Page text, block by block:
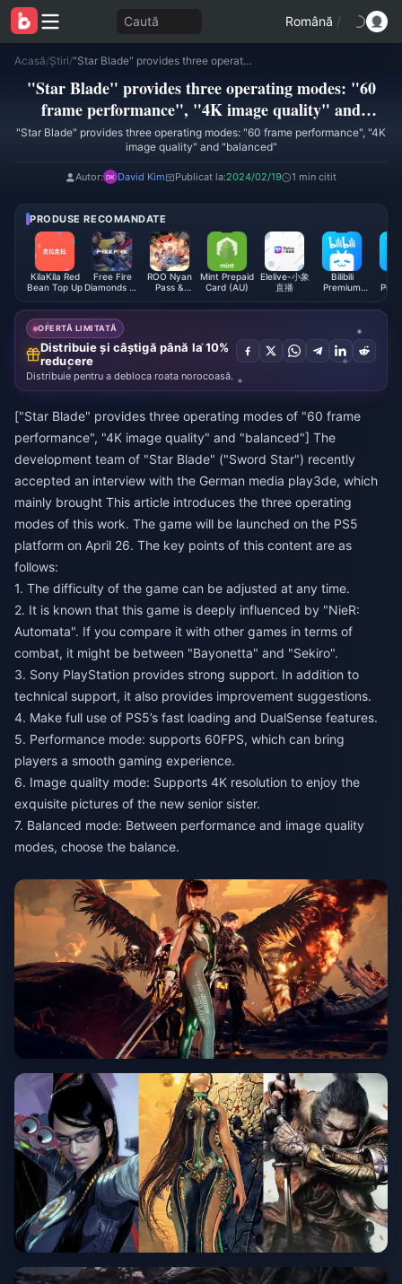
Caută Română /
Acasă/Știri/ "Star Blade" provides three operating modes: "60 frame performance", "4K image quality" and "balanced"
"Star Blade" provides three operating modes: "60
frame performance", "4K image quality" and
"balanced"
"Star Blade" provides three operating modes: "60 frame performance", "4K
image quality" and "balanced"
Autor: David Kim Publicat la:2024/02/19 1 min citit
PRODUSE RECOMANDATE
KilaKila Red
Bean Top Up
Free Fire
Diamonds EU
ROO Nyan
Pass &
Mint Prepaid
Card (AU)
Elelive-小象
直播
Bilibili
Premium
(VN)
OFERTĂ LIMITATĂ
Distribuie și câștigă până la 10%
reducere
Distribuie pentru a debloca roata norocoasă.
["Star Blade" provides three operating modes of "60 frame
performance", "4K image quality" and "balanced"] The
development team of "Star Blade" ("Sword Star") recently
accepted an interview with the German media play3de, which
mainly brought This article introduces the three operating
modes of this work. The game will be launched on the PS5
platform on April 26. The key points of this content are as
follows:
1. The difficulty of the game can be adjusted at any time.
2. It is known that this game is deeply influenced by "NieR:
Automata". If you compare it with other games in terms of
combat, it might be between "Bayonetta" and "Sekiro".
3. Sony PlayStation provides strong support. In addition to
technical support, it also provides improvement suggestions.
4. Make full use of PS5’s fast loading and DualSense features.
5. Performance mode: supports 60FPS, which can bring
players a smooth gaming experience.
6. Image quality mode: Supports 4K resolution to enjoy the
exquisite pictures of the new senior sister.
7. Balanced mode: Between performance and image quality
modes, choose the balance.